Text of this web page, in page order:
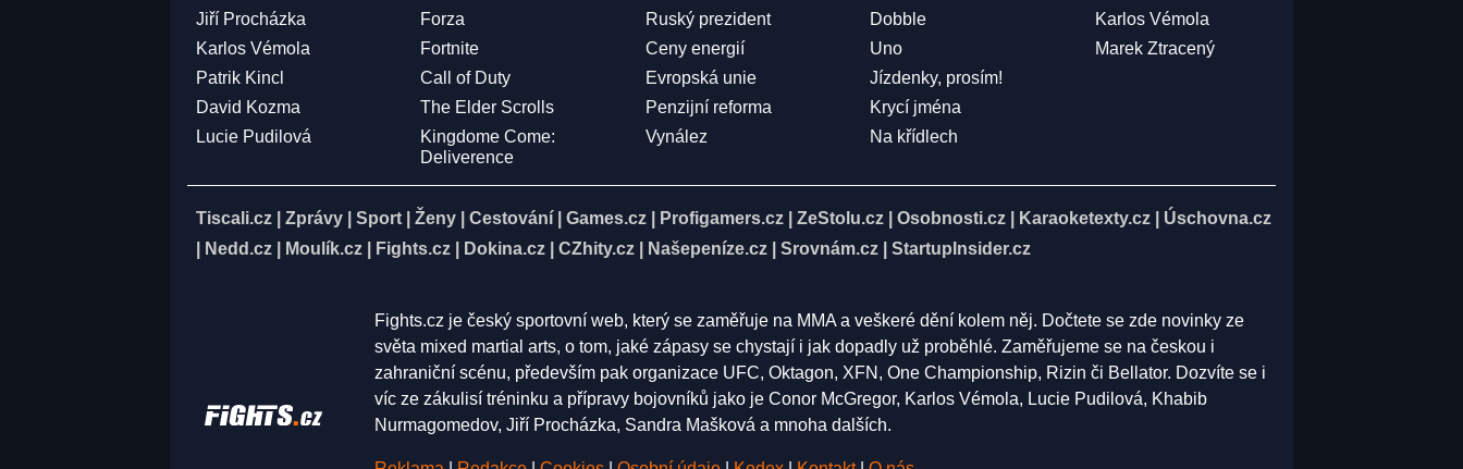
Jiří Procházka
Karlos Vémola
Patrik Kincl
David Kozma
Lucie Pudilová
Forza
Fortnite
Call of Duty
The Elder Scrolls
Kingdome Come:
Deliverence
Ruský prezident
Ceny energií
Evropská unie
Penzijní reforma
Vynález
Dobble
Uno
Jízdenky, prosím!
Krycí jména
Na křídlech
Karlos Vémola
Marek Ztracený
Tiscali.cz Zprávy Sport Ženy Cestování Games.cz Profigamers.cz ZeStolu.cz Osobnosti.cz Karaoketexty.cz
Úschovna.cz
Nedd.cz Moulík.cz Fights.cz Dokina.cz CZhity.cz Našepeníze.cz Srovnám.cz StartupInsider.cz
Fights.cz je český sportovní web, který se zaměřuje na MMA a veškeré dění kolem něj. Dočtete se zde novinky ze
světa mixed martial arts, o tom, jaké zápasy se chystají i jak dopadly už proběhlé. Zaměřujeme se na českou i
zahraniční scénu, především pak organizace UFC, Oktagon, XFN, One Championship, Rizin či Bellator. Dozvíte se i
víc ze zákulisí tréninku a přípravy bojovníků jako je Conor McGregor, Karlos Vémola, Lucie Pudilová, Khabib
Nurmagomedov, Jiří Procházka, Sandra Mašková a mnoha dalších.